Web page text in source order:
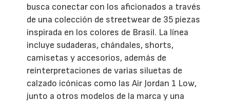
busca conectar con los aficionados a través
de una colección de streetwear de 35 piezas
inspirada en los colores de Brasil. La línea
incluye sudaderas, chándales, shorts,
camisetas y accesorios, además de
reinterpretaciones de varias siluetas de
calzado icónicas como las Air Jordan 1 Low,
junto a otros modelos de la marca y una